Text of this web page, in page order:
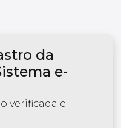
da
e-
verificada e